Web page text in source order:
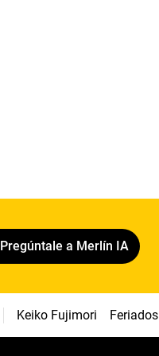
Pregúntale a Merlín IA
Keiko Fujimori Feriados